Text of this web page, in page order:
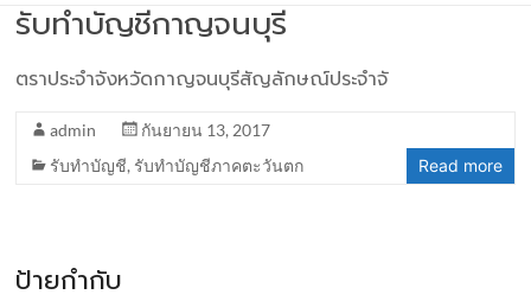
รับทำบัญชีกาญจนบุรี
ตราประจำจังหวัดกาญจนบุรีสัญลักษณ์ประจำจั
admin
กันยายน 13, 2017
รับทำบัญชี, รับทำบัญชีภาคตะวันตก Read more
ป้ายกำกับ